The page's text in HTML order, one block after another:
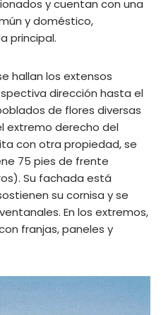
y cuentan con una
y doméstico,
principal.
hallan los extensos
dirección hasta el
de flores diversas
extremo derecho del
con otra propiedad, se
75 pies de frente
Su fachada está
su cornisa y se
En los extremos,
franjas, paneles y